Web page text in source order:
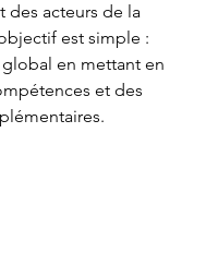
des acteurs de la
est simple :
en mettant en
et des